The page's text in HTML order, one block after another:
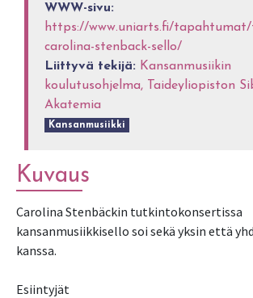
WWW-sivu:
https://www.uniarts.fi/
carolina-stenback-sello/
Liittyvä tekijä: Kansanmusiikin
koulutusohjelma, Taideyliopiston
Akatemia
Kansanmusiikki
Kuvaus
Carolina Stenbäckin tutkintokonsertissa
kansanmusiikkisello soi sekä yksin että
kanssa.
Esiintyjät